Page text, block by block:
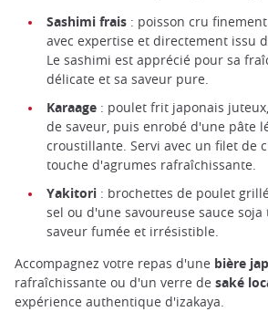
Sashimi frais : poisson cru
avec expertise et directement issu
Le sashimi est apprécié pour sa
délicate et sa saveur pure.
Karaage : poulet frit japonais
de saveur, puis enrobé d'une pâte
croustillante. Servi avec un filet de
touche d'agrumes rafraîchissante.
Yakitori : brochettes de poulet
sel ou d'une savoureuse sauce
saveur fumée et irrésistible.
Accompagnez votre repas d'une bière
rafraîchissante ou d'un verre de saké
expérience authentique d'izakaya.